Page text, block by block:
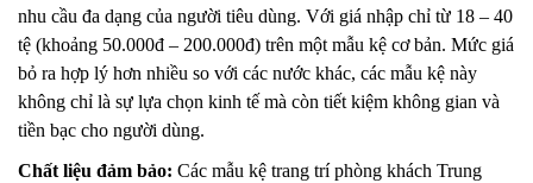
nhu cầu đa dạng của người tiêu dùng. Với giá nhập chỉ từ 18 – 40
tệ (khoảng 50.000đ – 200.000đ) trên một mẫu kệ cơ bản. Mức giá
bỏ ra hợp lý hơn nhiều so với các nước khác, các mẫu kệ này
không chỉ là sự lựa chọn kinh tế mà còn tiết kiệm không gian và
tiền bạc cho người dùng.
Chất liệu đảm bảo: Các mẫu kệ trang trí phòng khách Trung